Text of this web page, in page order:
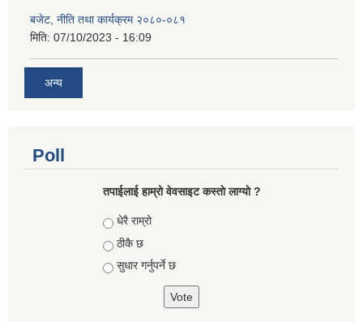
बजेट, नीति तथा कार्यक्रम २०८०-०८१
मिति: 07/10/2023 - 16:09
अन्य
Poll
तपाईलाई हाम्रो वेवसाइट कस्ताे लाग्याे ?
Choices
धेरै राम्रो
ठीकै छ
सुधार गर्नुपर्ने छ